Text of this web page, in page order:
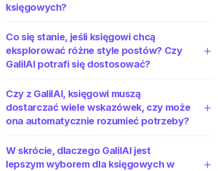
księgowych?
Co się stanie, jeśli księgowi chcą
eksplorować różne style postów? Czy
GalilAI potrafi się dostosować?
Czy z GalilAI, księgowi muszą
dostarczać wiele wskazówek, czy może
ona automatycznie rozumieć potrzeby?
W skrócie, dlaczego GalilAI jest
lepszym wyborem dla księgowych w